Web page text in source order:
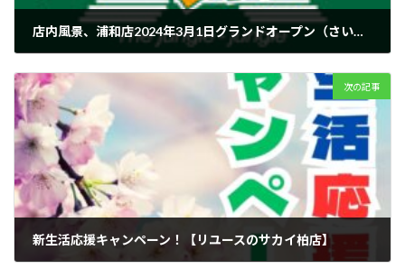
店内風景、浦和店2024年3月1日グランドオープン（さいたま県）
次の記事
新生活応援キャンペーン！【リユースのサカイ柏店】